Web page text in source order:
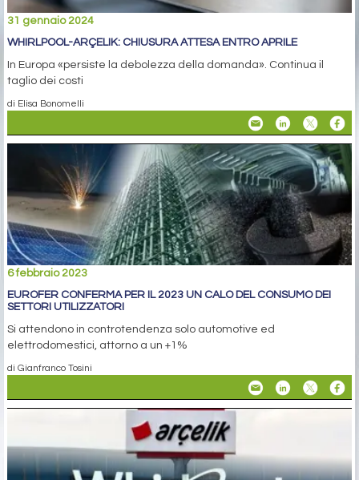
31 gennaio 2024
WHIRLPOOL-ARÇELIK: CHIUSURA ATTESA ENTRO APRILE
In Europa «persiste la debolezza della domanda». Continua il
taglio dei costi
di Elisa Bonomelli
6 febbraio 2023
EUROFER CONFERMA PER IL 2023 UN CALO DEL CONSUMO DEI
SETTORI UTILIZZATORI
Si attendono in controtendenza solo automotive ed
elettrodomestici, attorno a un +1%
di Gianfranco Tosini